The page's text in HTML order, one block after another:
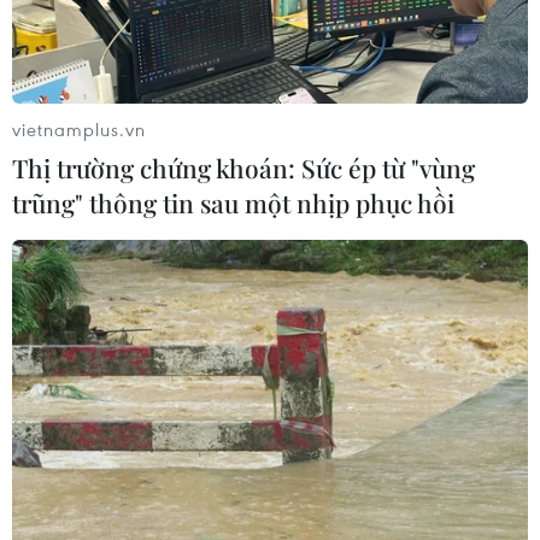
Từ thương cảng Sài Gòn đến trung
tâm tài chính quốc tế nhìn từ
Vietcombank Tower
05/08/2026 08:09
Gia Lai chấp thuận hai dự án chăn
nuôi công nghệ cao trị giá hơn 3.600
tỷ đồng
05/08/2026 06:29
Walt Disney đồng ý bán 50% cổ phần
với giá 1,2 tỷ USD
05/08/2026 04:26
vietnamplus.vn
Thị trường chứng khoán: Sức ép từ "vùng
trũng" thông tin sau một nhịp phục hồi